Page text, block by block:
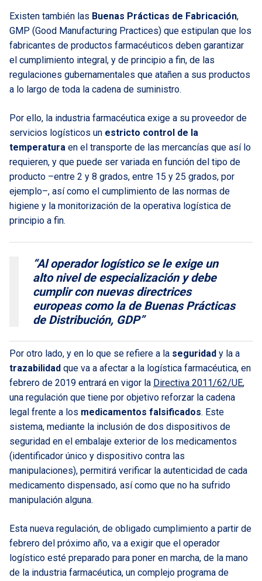
Existen también las Buenas Prácticas de Fabricación,
GMP (Good Manufacturing Practices) que estipulan que los
fabricantes de productos farmacéuticos deben garantizar
el cumplimiento integral, y de principio a fin, de las
regulaciones gubernamentales que atañen a sus productos
a lo largo de toda la cadena de suministro.
Por ello, la industria farmacéutica exige a su proveedor de
servicios logísticos un estricto control de la
temperatura en el transporte de las mercancías que así lo
requieren, y que puede ser variada en función del tipo de
producto –entre 2 y 8 grados, entre 15 y 25 grados, por
ejemplo–, así como el cumplimiento de las normas de
higiene y la monitorización de la operativa logística de
principio a fin.
“Al operador logístico se le exige un
alto nivel de especialización y debe
cumplir con nuevas directrices
europeas como la de Buenas Prácticas
de Distribución, GDP”
Por otro lado, y en lo que se refiere a la seguridad y la a
trazabilidad que va a afectar a la logística farmacéutica, en
febrero de 2019 entrará en vigor la Directiva 2011/62/UE,
una regulación que tiene por objetivo reforzar la cadena
legal frente a los medicamentos falsificados. Este
sistema, mediante la inclusión de dos dispositivos de
seguridad en el embalaje exterior de los medicamentos
(identificador único y dispositivo contra las
manipulaciones), permitirá verificar la autenticidad de cada
medicamento dispensado, así como que no ha sufrido
manipulación alguna.
Esta nueva regulación, de obligado cumplimiento a partir de
febrero del próximo año, va a exigir que el operador
logístico esté preparado para poner en marcha, de la mano
de la industria farmacéutica, un complejo programa de